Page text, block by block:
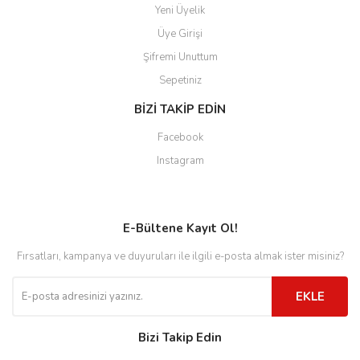
Yeni Üyelik
Üye Girişi
Şifremi Unuttum
Sepetiniz
BİZİ TAKİP EDİN
Facebook
Instagram
E-Bültene Kayıt Ol!
Fırsatları, kampanya ve duyuruları ile ilgili e-posta almak ister misiniz?
EKLE
Bizi Takip Edin